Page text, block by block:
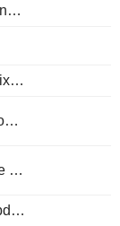
Déclaration Mensuelle Des Budgets
Rics Maison Prix Solde
BCE La Décision De Taux D'Intérêt
Taux Facilité De Dépôt
Inscriptions hebdomadaires au chômage